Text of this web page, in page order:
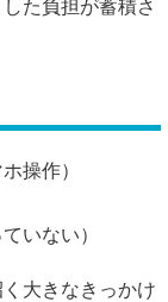
た負担が蓄積さ
操作）
いない）
大きなきっかけ